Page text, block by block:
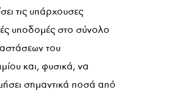
τις υπάρχουσες
υποδομές στο σύνολο
του
και, φυσικά, να
σημαντικά ποσά από